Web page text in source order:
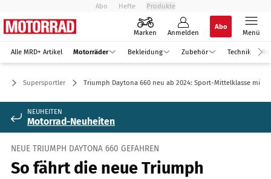
Abo Hefte Produkte
Marken Anmelden
Abo
Menü
Alle MRD+ Artikel Motorräder Bekleidung Zubehör Technik
Supersportler Triumph Daytona 660 neu ab 2024: Sport-Mittelklasse mit
NEUHEITEN
Motorrad-Neuheiten
NEUE TRIUMPH DAYTONA 660 GEFAHREN
So fährt die neue Triumph